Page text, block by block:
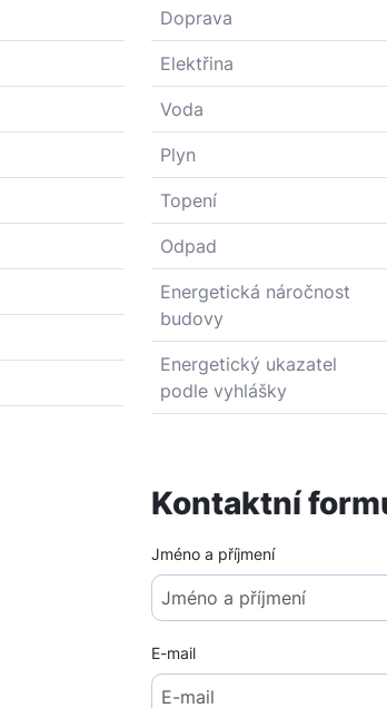
Doprava
Elektřina
Voda
Plyn
Topení
Odpad
Energetická náročnost
budovy
Energetický ukazatel
podle vyhlášky
Kontaktní
Jméno a příjmení
E-mail